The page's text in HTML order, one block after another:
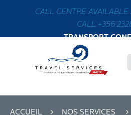
CALL CENTRE
CALL +356
TRANSPORT
ACCUEIL NOS SERVICES